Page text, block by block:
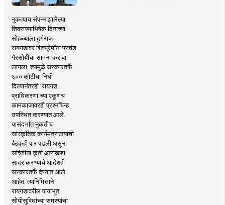
नुकत्याच संपन्न झालेल्या
शिवराज्याभिषेक दिनाच्या
सोहळ्याला दुर्गराज
रायगडावर शिवप्रेमींना प्रचंड
गैरसोयींचा सामना करावा
लागला. त्यामुळे सरकारतर्फे
६०० कोटींचा निधी
दिल्यानंतरही ‘रायगड
प्राधिकरणा’च्या एकूणच
कामकाजावरही प्रश्नचिन्ह
उपस्थित करण्यात आले.
यासंदर्भात नुकतीच
सांस्कृतिक कार्यमंत्रालयाची
बैठकही पार पडली असून,
सचिवांना कृती आराखडा
सादर करण्याचे आदेशही
सरकारतर्फे देण्यात आले
आहेत. त्यानिमित्ताने
रायगडावरील पायाभूत
सोयीसुविधांच्या समस्यांचा